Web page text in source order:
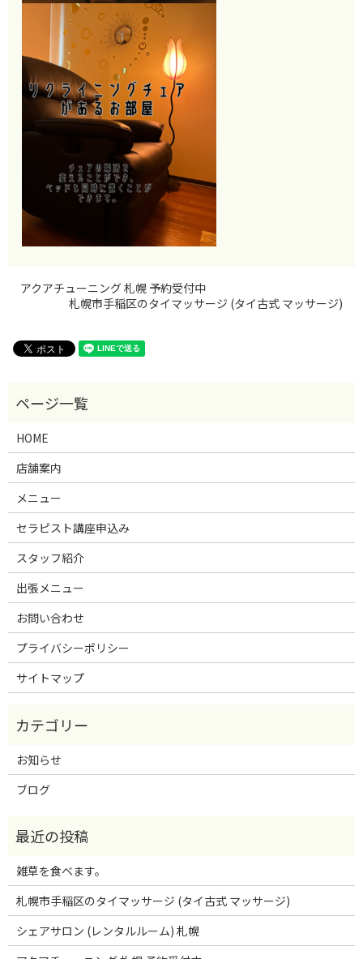
アクアチューニング 札幌 予約受付中
札幌市手稲区のタイマッサージ (タイ古式 マッサージ)
HOME
店舗案内
メニュー
セラピスト講座申込み
スタッフ紹介
出張メニュー
お問い合わせ
プライバシーポリシー
サイトマップ
お知らせ
ブログ
雑草を食べます。
札幌市手稲区のタイマッサージ (タイ古式 マッサージ)
シェアサロン (レンタルルーム) 札幌